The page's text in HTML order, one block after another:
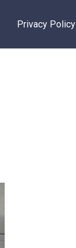
Privacy Policy